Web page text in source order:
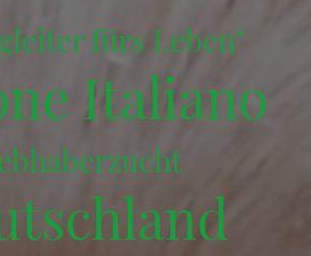
fürs Leben"
Italiano